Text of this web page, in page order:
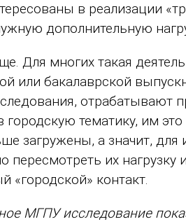
в реализации
дополнительную
Для многих такая
или бакалаврской
городскую тематику, им
загружены, а значит,
пересмотреть их
«городской» контакт.
МГПУ исследование